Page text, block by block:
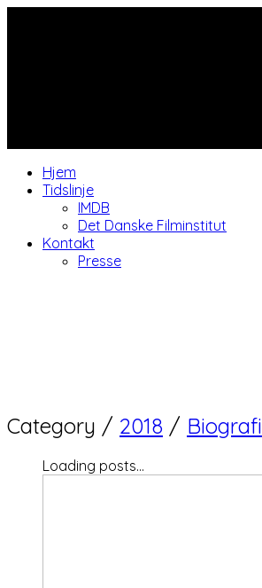
Hjem
Tidslinje
IMDB
Det Danske Filminstitut
Kontakt
Presse
Category / 2018 / Biografi
Loading posts...